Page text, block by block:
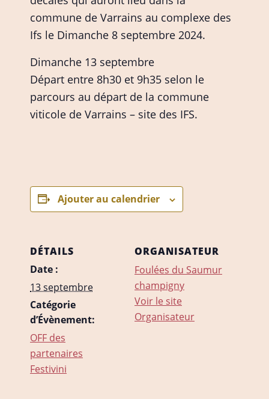
commune de Varrains au complexe des
Ifs le Dimanche 8 septembre 2024.
Dimanche 13 septembre
Départ entre 8h30 et 9h35 selon le
parcours au départ de la commune
viticole de Varrains – site des IFS.
Ajouter au calendrier
DÉTAILS
Date :
13 septembre
Catégorie
d’Évènement:
OFF des
partenaires
Festivini
ORGANISATEUR
Foulées du Saumur
champigny
Voir le site
Organisateur